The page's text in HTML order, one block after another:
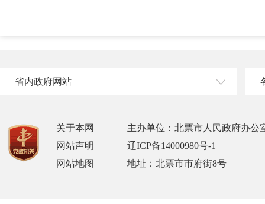
省内政府网站
关于本网
网站声明
网站地图
主办单位：北票市人民政府办公
辽ICP备14000980号-1
地址：北票市市府街8号